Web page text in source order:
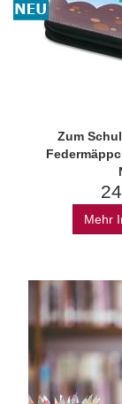
Zum
Mehr